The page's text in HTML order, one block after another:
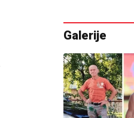
Galerije